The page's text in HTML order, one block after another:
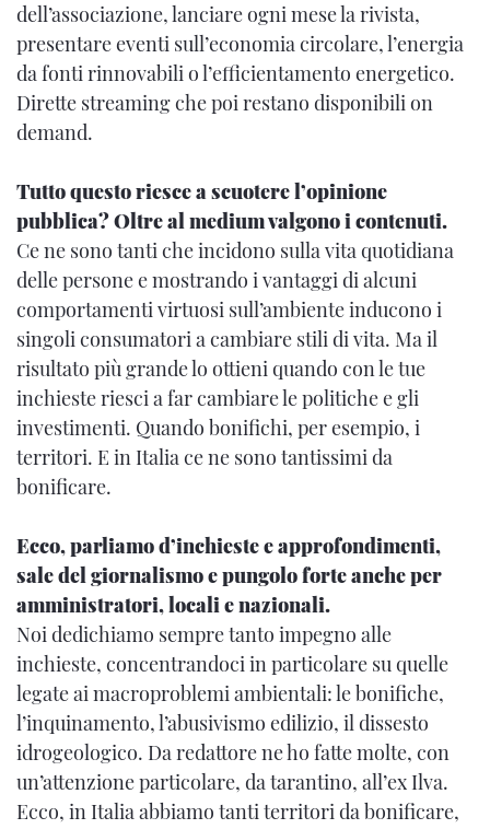
dell’associazione, lanciare ogni mese la rivista,
presentare eventi sull’economia circolare, l’energia
da fonti rinnovabili o l’efficientamento energetico.
Dirette streaming che poi restano disponibili on
demand.
Tutto questo riesce a scuotere l’opinione
pubblica? Oltre al medium valgono i contenuti.
Ce ne sono tanti che incidono sulla vita quotidiana
delle persone e mostrando i vantaggi di alcuni
comportamenti virtuosi sull’ambiente inducono i
singoli consumatori a cambiare stili di vita. Ma il
risultato più grande lo ottieni quando con le tue
inchieste riesci a far cambiare le politiche e gli
investimenti. Quando bonifichi, per esempio, i
territori. E in Italia ce ne sono tantissimi da
bonificare.
Ecco, parliamo d’inchieste e approfondimenti,
sale del giornalismo e pungolo forte anche per
amministratori, locali e nazionali.
Noi dedichiamo sempre tanto impegno alle
inchieste, concentrandoci in particolare su quelle
legate ai macroproblemi ambientali: le bonifiche,
l’inquinamento, l’abusivismo edilizio, il dissesto
idrogeologico. Da redattore ne ho fatte molte, con
un’attenzione particolare, da tarantino, all’ex Ilva.
Ecco, in Italia abbiamo tanti territori da bonificare,